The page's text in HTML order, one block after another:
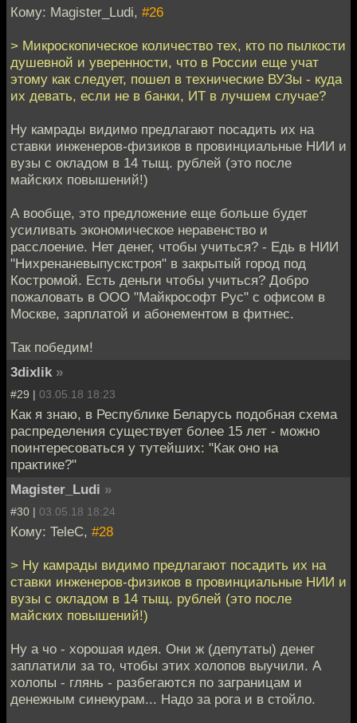
Кому: Magister_Ludi, #26
> Микроскопическое количество тех, кто по пылкости
душевной и уверенности, что в России еще учат
этому как следует, пошел в технические ВУЗы - куда
их девать, если не в банки, ИТ в лучшем случае?
Ну камрады видимо предлагают посадить их на
ставки инженеров-физиков в провинциальные НИИ и
вузы с окладом в 14 тыщ. рублей (это после
майских повышений!)
А вообще, это предложение еще больше будет
усиливать экономическое неравенство и
расслоение. Нет денег, чтобы учиться? - Едь в НИИ
"Нихренаневыпускстроя" в закрытый город под
Костромой. Есть деньги чтобы учиться? Добро
пожаловать в ООО "Майкрософт Рус" с офисом в
Москве, зарплатой и абонементом в фитнес.
Так победим!
3dixlik »
#29 | 03.05.18 18:23
Как я знаю, в Республике Беларусь подобная схема
распределения существует более 15 лет - можно
поинтересоваться у тутейших: "Как оно на
практике?"
Magister_Ludi »
#30 | 03.05.18 18:24
Кому: TeleC, #28
> Ну камрады видимо предлагают посадить их на
ставки инженеров-физиков в провинциальные НИИ и
вузы с окладом в 14 тыщ. рублей (это после
майских повышений!)
Ну а чо - хорошая идея. Они ж (депутаты) денег
заплатили за то, чтобы этих холопов выучили. А
холопы - глянь - разбегаются по заграницам и
денежным синекурам... Надо за рога и в стойло.